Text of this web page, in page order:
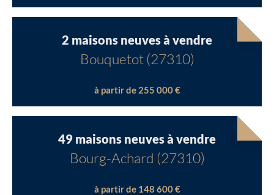
2 maisons neuves à vendre
Bouquetot (27310)
à partir de 255 000 €
49 maisons neuves à vendre
Bourg-Achard (27310)
à partir de 148 600 €